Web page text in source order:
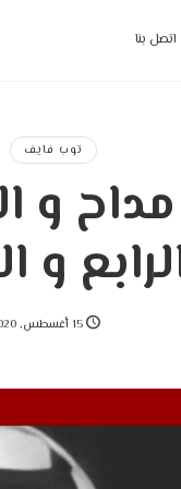
اتصل بنا
|
توب فايف
و
و
15 أغسطس, 2020